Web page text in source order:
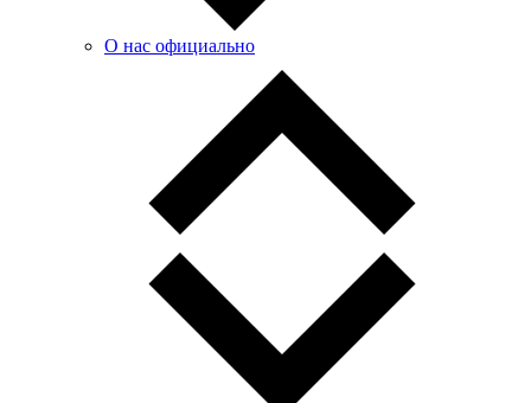
О нас официально